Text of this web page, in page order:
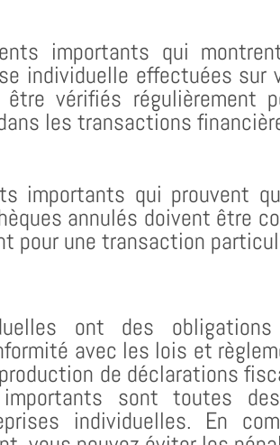
importants qui
individuelle effectuées sur
vérifiés régulièrement
les transactions
importants qui prouvent
annulés doivent être
pour une transaction
ont des obligations
avec les lois et
de déclarations
sont toutes
individuelles. En